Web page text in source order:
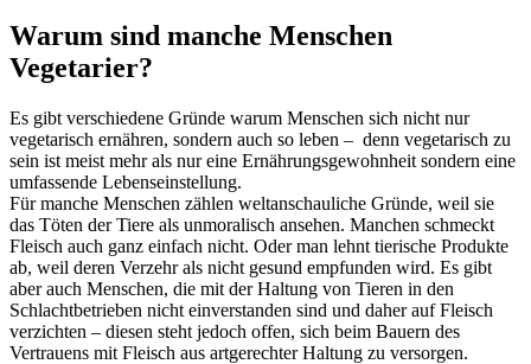
Warum sind manche Menschen
Vegetarier?
Es gibt verschiedene Gründe warum Menschen sich nicht nur
vegetarisch ernähren, sondern auch so leben – denn vegetarisch zu
sein ist meist mehr als nur eine Ernährungsgewohnheit sondern eine
umfassende Lebenseinstellung.
Für manche Menschen zählen weltanschauliche Gründe, weil sie
das Töten der Tiere als unmoralisch ansehen. Manchen schmeckt
Fleisch auch ganz einfach nicht. Oder man lehnt tierische Produkte
ab, weil deren Verzehr als nicht gesund empfunden wird. Es gibt
aber auch Menschen, die mit der Haltung von Tieren in den
Schlachtbetrieben nicht einverstanden sind und daher auf Fleisch
verzichten – diesen steht jedoch offen, sich beim Bauern des
Vertrauens mit Fleisch aus artgerechter Haltung zu versorgen.